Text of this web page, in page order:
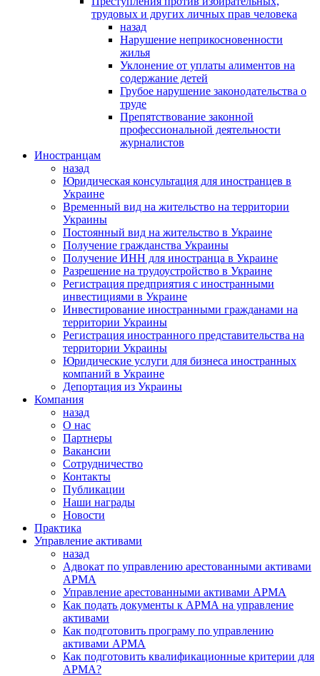
трудовых и других личных прав человека
назад
Нарушение неприкосновенности
жилья
Уклонение от уплаты алиментов на
содержание детей
Грубое нарушение законодательства о
труде
Препятствование законной
профессиональной деятельности
журналистов
Иностранцам
назад
Юридическая консультация для иностранцев в
Украине
Временный вид на жительство на территории
Украины
Постоянный вид на жительство в Украине
Получение гражданства Украины
Получение ИНН для иностранца в Украине
Разрешение на трудоустройство в Украине
Регистрация предприятия с иностранными
инвестициями в Украине
Инвестирование иностранными гражданами на
территории Украины
Регистрация иностранного представительства на
территории Украины
Юридические услуги для бизнеса иностранных
компаний в Украине
Депортация из Украины
Компания
назад
О нас
Партнеры
Вакансии
Сотрудничество
Контакты
Публикации
Наши награды
Новости
Практика
Управление активами
назад
Адвокат по управлению арестованными активами
АРМА
Управление арестованными активами АРМА
Как подать документы к АРМА на управление
активами
Как подготовить програму по управлению
активами АРМА
Как подготовить квалификационные критерии для
АРМА?